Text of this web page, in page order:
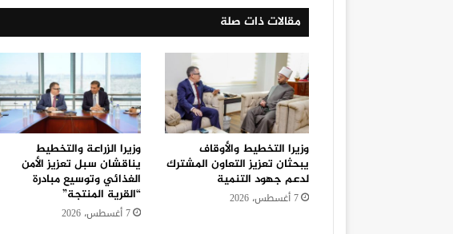
مقالات ذات صلة
وزيرا التخطيط والأوقاف
يبحثان تعزيز التعاون المشترك
لدعم جهود التنمية
7 أغسطس، 2026
وزيرا الزراعة والتخطيط
يناقشان سبل تعزيز الأمن
الغذائي وتوسيع مبادرة
“القرية المنتجة”
7 أغسطس، 2026